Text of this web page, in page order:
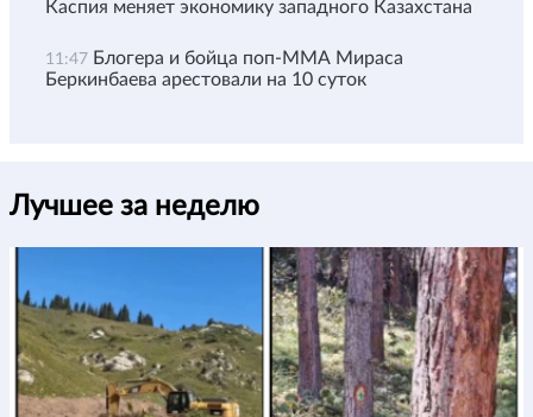
Каспия меняет экономику западного Казахстана
11:47 Блогера и бойца поп-ММА Мираса
Беркинбаева арестовали на 10 суток
Лучшее за неделю